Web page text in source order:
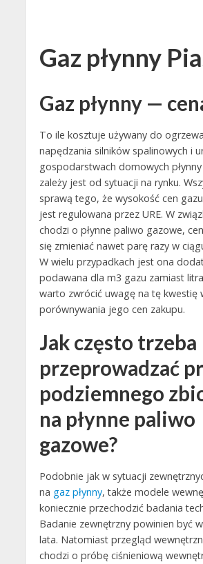
Gaz płynny
Gaz płynny —
To ile kosztuje używany do
napędzania silników spalinowych i
gospodarstwach domowych płynny
zależy jest od sytuacji na rynku.
sprawą tego, że wysokość cen
jest regulowana przez URE. W
chodzi o płynne paliwo gazowe,
się zmieniać nawet parę razy w
W wielu przypadkach jest ona
podawana dla m3 gazu zamiast
warto zwrócić uwagę na tę kwestię
porównywania jego cen zakupu.
Jak często trzeba
przeprowadzać
podziemnego
na płynne paliwo
gazowe?
Podobnie jak w sytuacji
na gaz płynny, także modele
koniecznie przechodzić badania
Badanie zewnętrzny powinien być
lata. Natomiast przegląd
chodzi o próbę ciśnieniową